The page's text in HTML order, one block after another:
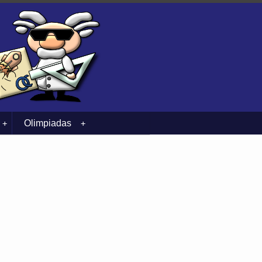
+ +
Olimpiadas